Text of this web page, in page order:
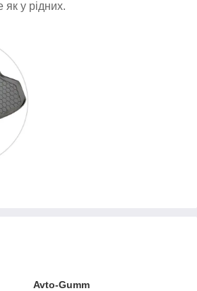
як у рідних.
Avto-Gumm